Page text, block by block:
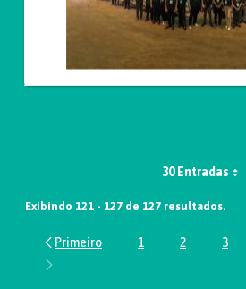
30 Entradas
Exibindo 121 - 127 de 127 resultados.
Página
1 Página
2 3